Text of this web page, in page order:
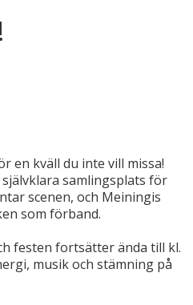
en kväll du inte vill missa!
samlingsplats för
scenen, och Meiningis
som förband.
festen fortsätter ända till kl.
musik och stämning på